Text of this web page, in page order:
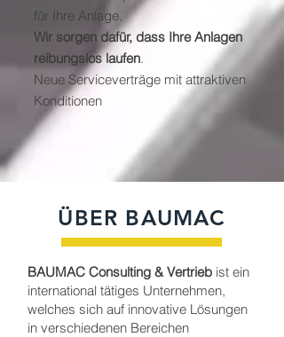
für Ihre Anlage.
Wir sorgen dafür, dass Ihre Anlagen
reibungslos laufen.
Neue Serviceverträge mit attraktiven
Konditionen
ÜBER BAUMAC
BAUMAC Consulting & Vertrieb ist ein
international tätiges Unternehmen,
welches sich auf innovative Lösungen
in verschiedenen Bereichen